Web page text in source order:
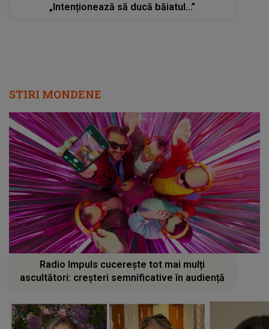
„Intenționează să ducă băiatul...”
STIRI MONDENE
Radio Impuls cucerește tot mai mulți
ascultători: creșteri semnificative în audiență